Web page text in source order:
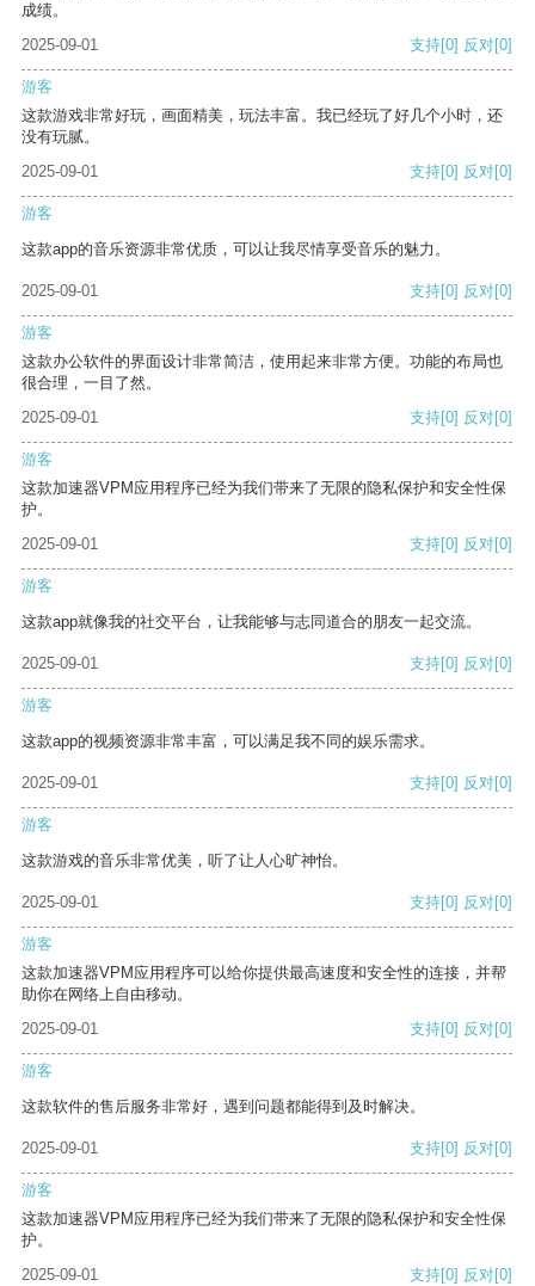
成绩。
2025-09-01
支持[0] 反对[0]
游客
这款游戏非常好玩，画面精美，玩法丰富。我已经玩了好几个小时，还
没有玩腻。
2025-09-01
支持[0] 反对[0]
游客
这款app的音乐资源非常优质，可以让我尽情享受音乐的魅力。
2025-09-01 支持[0] 反对[0]
游客
这款办公软件的界面设计非常简洁，使用起来非常方便。功能的布局也
很合理，一目了然。
2025-09-01
支持[0] 反对[0]
游客
这款加速器VPM应用程序已经为我们带来了无限的隐私保护和安全性保
护。
2025-09-01
支持[0] 反对[0]
游客
这款app就像我的社交平台，让我能够与志同道合的朋友一起交流。
2025-09-01 支持[0] 反对[0]
游客
这款app的视频资源非常丰富，可以满足我不同的娱乐需求。
2025-09-01 支持[0] 反对[0]
游客
这款游戏的音乐非常优美，听了让人心旷神怡。
2025-09-01 支持[0] 反对[0]
游客
这款加速器VPM应用程序可以给你提供最高速度和安全性的连接，并帮
助你在网络上自由移动。
2025-09-01
支持[0] 反对[0]
游客
这款软件的售后服务非常好，遇到问题都能得到及时解决。
2025-09-01 支持[0] 反对[0]
游客
这款加速器VPM应用程序已经为我们带来了无限的隐私保护和安全性保
护。
2025-09-01
支持[0] 反对[0]